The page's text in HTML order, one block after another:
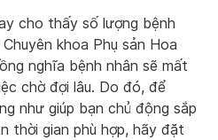
cho thấy số lượng bệnh
khoa Phụ sản Hoa
nghĩa bệnh nhân sẽ mất
chờ đợi lâu. Do đó, để
như giúp bạn chủ động sắp
thời gian phù hợp, hãy đặt